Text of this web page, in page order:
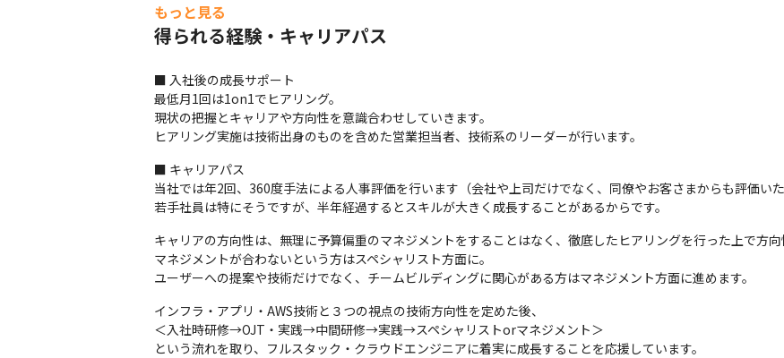
もっと見る
得られる経験・キャリアパス
■ 入社後の成長サポート
最低月1回は1on1でヒアリング。
現状の把握とキャリアや方向性を意識合わせしていきます。
ヒアリング実施は技術出身のものを含めた営業担当者、技術系のリーダーが行います。
■ キャリアパス
当社では年2回、360度手法による人事評価を行います（会社や上司だけでなく、同僚やお客さまからも評価いた
若手社員は特にそうですが、半年経過するとスキルが大きく成長することがあるからです。
キャリアの方向性は、無理に予算偏重のマネジメントをすることはなく、徹底したヒアリングを行った上で方向
マネジメントが合わないという方はスペシャリスト方面に。
ユーザーへの提案や技術だけでなく、チームビルディングに関心がある方はマネジメント方面に進めます。
インフラ・アプリ・AWS技術と３つの視点の技術方向性を定めた後、
＜入社時研修→OJT・実践→中間研修→実践→スペシャリストorマネジメント＞
という流れを取り、フルスタック・クラウドエンジニアに着実に成長することを応援しています。